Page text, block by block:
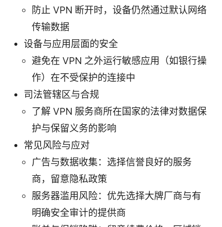
防止 VPN 断开时，设备仍然通过默认网络
传输数据
设备与应用层面的安全
避免在 VPN 之外运行敏感应用（如银行操
作）在不受保护的连接中
司法管辖区与合规
了解 VPN 服务商所在国家的法律对数据保
护与保留义务的影响
常见风险与应对
广告与数据收集：选择信誉良好的服务
商，留意隐私政策
服务器滥用风险：优先选择大牌厂商与有
明确安全审计的提供商